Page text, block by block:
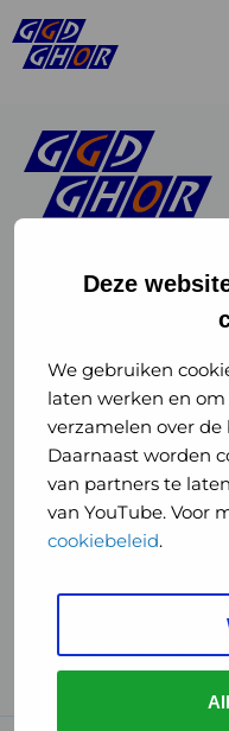
Deze
We gebruiken
laten werken en
verzamelen over de
Daarnaast worden
van partners te
van YouTube. Voor
cookiebeleid.
of
GGD
GHOR
Nederland
of
GGD
GHOR
GGD Reizen op
GGD Reizen
GGD Reisvaccinaties